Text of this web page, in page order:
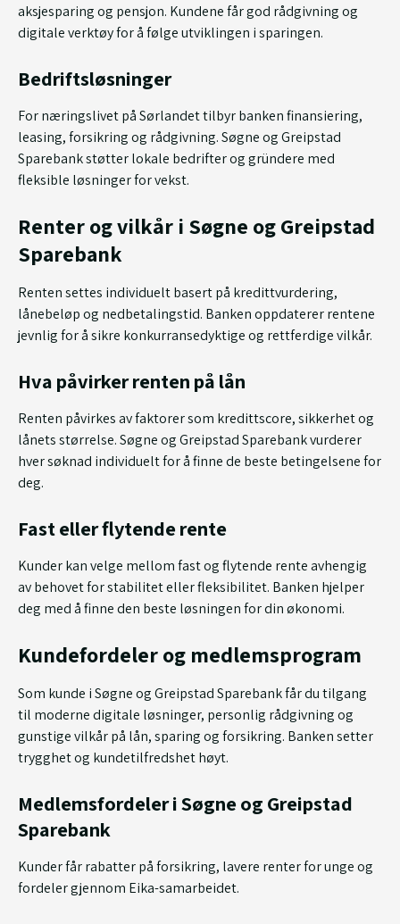
aksjesparing og pensjon. Kundene får god rådgivning og
digitale verktøy for å følge utviklingen i sparingen.
Bedriftsløsninger
For næringslivet på Sørlandet tilbyr banken finansiering,
leasing, forsikring og rådgivning. Søgne og Greipstad
Sparebank støtter lokale bedrifter og gründere med
fleksible løsninger for vekst.
Renter og vilkår i Søgne og Greipstad
Sparebank
Renten settes individuelt basert på kredittvurdering,
lånebeløp og nedbetalingstid. Banken oppdaterer rentene
jevnlig for å sikre konkurransedyktige og rettferdige vilkår.
Hva påvirker renten på lån
Renten påvirkes av faktorer som kredittscore, sikkerhet og
lånets størrelse. Søgne og Greipstad Sparebank vurderer
hver søknad individuelt for å finne de beste betingelsene for
deg.
Fast eller flytende rente
Kunder kan velge mellom fast og flytende rente avhengig
av behovet for stabilitet eller fleksibilitet. Banken hjelper
deg med å finne den beste løsningen for din økonomi.
Kundefordeler og medlemsprogram
Som kunde i Søgne og Greipstad Sparebank får du tilgang
til moderne digitale løsninger, personlig rådgivning og
gunstige vilkår på lån, sparing og forsikring. Banken setter
trygghet og kundetilfredshet høyt.
Medlemsfordeler i Søgne og Greipstad
Sparebank
Kunder får rabatter på forsikring, lavere renter for unge og
fordeler gjennom Eika-samarbeidet.